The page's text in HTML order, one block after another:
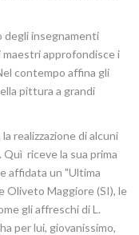
degli insegnamenti
approfondisce i
contempo affina gli
pittura a grandi
realizzazione di alcuni
riceve la sua prima
affidata un "Ultima
Oliveto Maggiore (SI), le
gli affreschi di L.
per lui, giovanissimo,